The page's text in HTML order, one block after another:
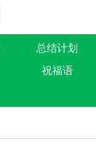
总结计划
祝福语